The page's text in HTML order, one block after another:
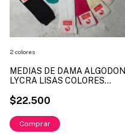
MEDIAS DE DAMA ALGODON
LYCRA LISAS COLORES
ELF2027
$22.500
2 colores
Comprar